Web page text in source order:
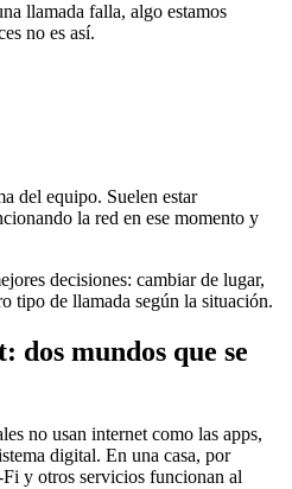
llamada falla, algo estamos
no es así.
del equipo. Suelen estar
la red en ese momento y
decisiones: cambiar de lugar,
tipo de llamada según la situación.
dos mundos que se
no usan internet como las apps,
digital. En una casa, por
y otros servicios funcionan al